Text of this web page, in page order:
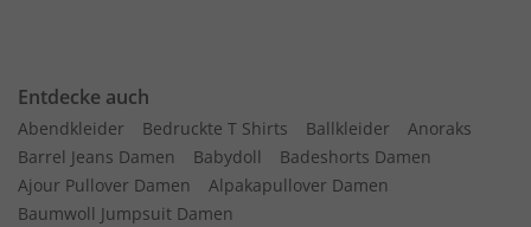
Entdecke auch
Abendkleider Bedruckte T Shirts Ballkleider
Anoraks
Barrel Jeans Damen
Babydoll
Badeshorts Damen
Ajour Pullover Damen
Alpakapullover Damen
Baumwoll Jumpsuit Damen